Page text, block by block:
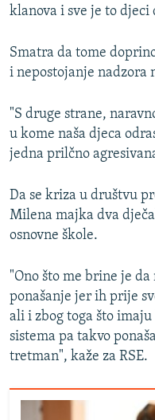
klanova i sve je to djeci
Smatra da tome
i nepostojanje nadzora
"S druge strane,
u kome naša djeca
jedna prilčno
Da se kriza u društvu
Milena majka dva
osnovne škole.
"Ono što me brine je
ponašanje jer ih prije
ali i zbog toga što
sistema pa takvo
tretman", kaže za RSE.